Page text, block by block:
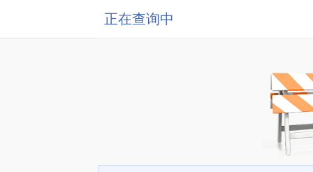
正在查询中